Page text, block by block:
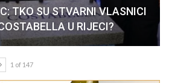
TKO SU STVARNI VLASNICI
U RIJECI?
1 of 147